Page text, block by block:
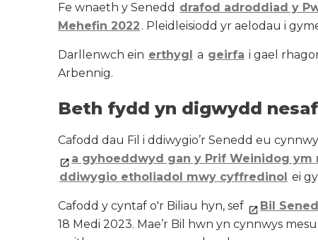
Fe wnaeth y Senedd drafod adroddiad y
Mehefin 2022 . Pleidleisiodd yr aelodau i
Darllenwch ein erthygl a geirfa i gael
Arbennig.
Beth fydd yn digwydd
Cafodd dau Fil i ddiwygio’r Senedd eu
a gyhoeddwyd gan y Prif Weinidog ym
ddiwygio etholiadol mwy cyffredinol ei
Cafodd y cyntaf o'r Biliau hyn, sef Bil
18 Medi 2023. Mae’r Bil hwn yn cynnwys